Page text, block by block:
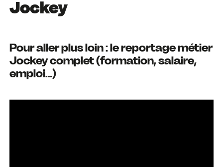
Jockey
Pour aller plus loin : le reportage métier
Jockey complet (formation, salaire,
emploi…)